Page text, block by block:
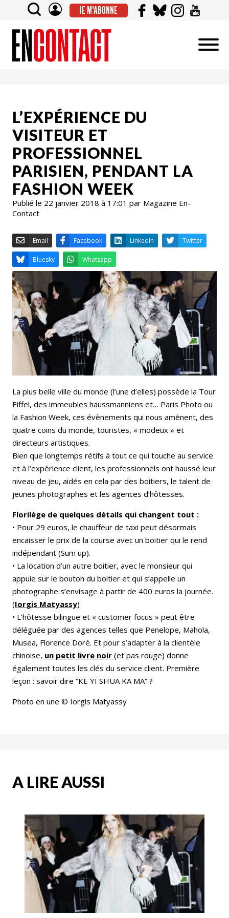
JE M'ABONNE
L’EXPÉRIENCE DU
VISITEUR ET
PROFESSIONNEL
PARISIEN, PENDANT LA
FASHION WEEK
Publié le 22 janvier 2018 à 17:01 par Magazine En-
Contact
Email Facebook LinkedIn
Bluesky Whatsapp
La plus belle ville du monde (l’une d’elles) possède la Tour
Eiffel, des immeubles haussmanniens et… Paris Photo ou
la Fashion Week, ces évènements qui nous amènent, des
quatre coins du monde, touristes, « modeux » et
directeurs artistiques.
Bien que longtemps rétifs à tout ce qui touche au service
et à l’expérience client, les professionnels ont haussé leur
niveau de jeu, aidés en cela par des boitiers, le talent de
jeunes photographes et les agences d’hôtesses.
Florilège de quelques détails qui changent tout :
• Pour 29 euros, le chauffeur de taxi peut désormais
encaisser le prix de la course avec un boitier qui le rend
indépendant (Sum up).
• La location d’un autre boitier, avec le monsieur qui
appuie sur le bouton du boitier et qui s’appelle un
photographe s’envisage à partir de 400 euros la journée.
(Iorgis Matyassy)
• L’hôtesse bilingue et « customer focus » peut être
déléguée par des agences telles que Penelope, Mahola,
Musea, Florence Doré. Et pour s’adapter à la clientèle
chinoise, un petit livre noir (et pas rouge) donne
également toutes les clés du service client. Première
leçon : savoir dire “KE YI SHUA KA MA” ?
Photo en une © Iorgis Matyassy
A LIRE AUSSI